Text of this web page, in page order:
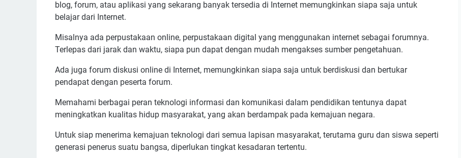
blog, forum, atau aplikasi yang sekarang banyak tersedia di Internet memungkinkan siapa saja untuk
belajar dari Internet.
Misalnya ada perpustakaan online, perpustakaan digital yang menggunakan internet sebagai forumnya.
Terlepas dari jarak dan waktu, siapa pun dapat dengan mudah mengakses sumber pengetahuan.
Ada juga forum diskusi online di Internet, memungkinkan siapa saja untuk berdiskusi dan bertukar
pendapat dengan peserta forum.
Memahami berbagai peran teknologi informasi dan komunikasi dalam pendidikan tentunya dapat
meningkatkan kualitas hidup masyarakat, yang akan berdampak pada kemajuan negara.
Untuk siap menerima kemajuan teknologi dari semua lapisan masyarakat, terutama guru dan siswa seperti
generasi penerus suatu bangsa, diperlukan tingkat kesadaran tertentu.